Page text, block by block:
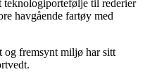
til rederier
havgående fartøy med
og fremsynt miljø har sitt